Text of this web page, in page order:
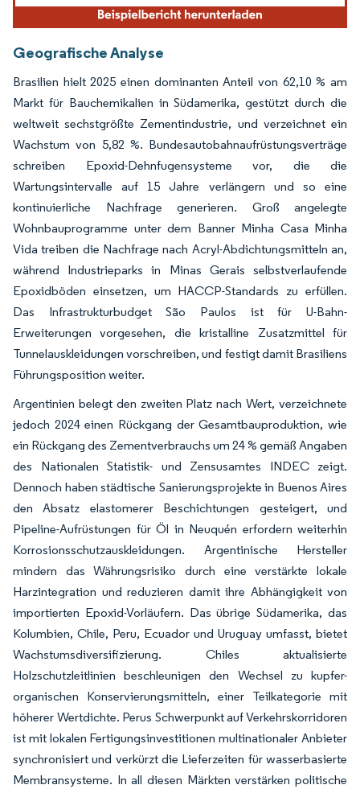
Geografische Analyse
Brasilien hielt 2025 einen dominanten Anteil von 62,10 % am
Markt für Bauchemikalien in Südamerika, gestützt durch die
weltweit sechstgrößte Zementindustrie, und verzeichnet ein
Wachstum von 5,82 %. Bundesautobahnaufrüstungsverträge
schreiben Epoxid-Dehnfugensysteme vor, die die
Wartungsintervalle auf 15 Jahre verlängern und so eine
kontinuierliche Nachfrage generieren. Groß angelegte
Wohnbauprogramme unter dem Banner Minha Casa Minha
Vida treiben die Nachfrage nach Acryl-Abdichtungsmitteln an,
während Industrieparks in Minas Gerais selbstverlaufende
Epoxidböden einsetzen, um HACCP-Standards zu erfüllen.
Das Infrastrukturbudget São Paulos ist für U-Bahn-
Erweiterungen vorgesehen, die kristalline Zusatzmittel für
Tunnelauskleidungen vorschreiben, und festigt damit Brasiliens
Führungsposition weiter.
Argentinien belegt den zweiten Platz nach Wert, verzeichnete
jedoch 2024 einen Rückgang der Gesamtbauproduktion, wie
ein Rückgang des Zementverbrauchs um 24 % gemäß Angaben
des Nationalen Statistik- und Zensusamtes INDEC zeigt.
Dennoch haben städtische Sanierungsprojekte in Buenos Aires
den Absatz elastomerer Beschichtungen gesteigert, und
Pipeline-Aufrüstungen für Öl in Neuquén erfordern weiterhin
Korrosionsschutzauskleidungen. Argentinische Hersteller
mindern das Währungsrisiko durch eine verstärkte lokale
Harzintegration und reduzieren damit ihre Abhängigkeit von
importierten Epoxid-Vorläufern. Das übrige Südamerika, das
Kolumbien, Chile, Peru, Ecuador und Uruguay umfasst, bietet
Wachstumsdiversifizierung. Chiles aktualisierte
Holzschutzleitlinien beschleunigen den Wechsel zu kupfer-
organischen Konservierungsmitteln, einer Teilkategorie mit
höherer Wertdichte. Perus Schwerpunkt auf Verkehrskorridoren
ist mit lokalen Fertigungsinvestitionen multinationaler Anbieter
synchronisiert und verkürzt die Lieferzeiten für wasserbasierte
Membransysteme. In all diesen Märkten verstärken politische